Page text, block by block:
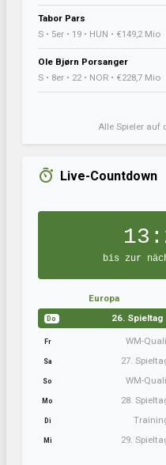
Tabor Pars
S • 5er • 19 • HUN • €149,2 Mio
Ole Bjørn Porsanger
S • 8er • 22 • NOR • €228,7 Mio
Alle Spieler
Live-Countdown
bis zur
Europa
Do 26. Spieltag
Fr WM-
Sa 27.
So WM-
Mo 28.
Di
Mi 29.